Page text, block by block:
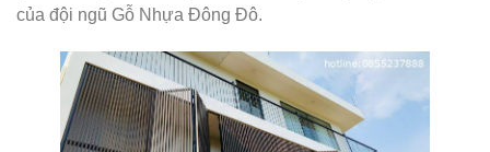
của đội ngũ Gỗ Nhựa Đông Đô.